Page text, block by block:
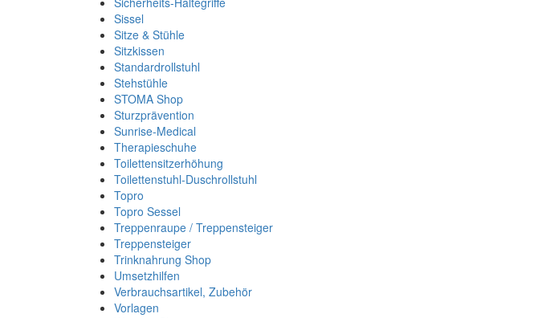
Sissel
Sitze & Stühle
Sitzkissen
Standardrollstuhl
Stehstühle
STOMA Shop
Sturzprävention
Sunrise-Medical
Therapieschuhe
Toilettensitzerhöhung
Toilettenstuhl-Duschrollstuhl
Topro
Topro Sessel
Treppenraupe / Treppensteiger
Treppensteiger
Trinknahrung Shop
Umsetzhilfen
Verbrauchsartikel, Zubehör
Vorlagen